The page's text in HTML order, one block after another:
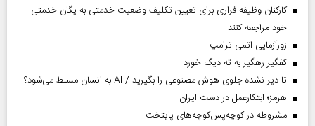
کارکنان وظیفه فراری برای تعیین تکلیف وضعیت خدمتی به یگان خدمتی
خود مراجعه کنند
زورآزمایی اتمی ترامپ
کفگیر رهگیر به ته دیگ خورد
تا دیر نشده جلوی هوش مصنوعی را بگیرید / AI به انسان مسلط می‌شود؟
هرمز؛ ابتکارعمل در دست ایران
مشروطه در کوچه‌پس‌کوچه‌های پایتخت